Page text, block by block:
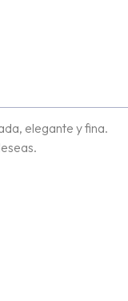
elegante y fina.